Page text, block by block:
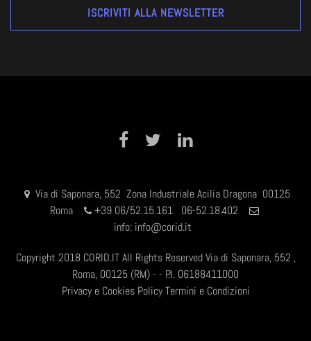
Facebook Twitter
Via di Saponara, 552 Zona Industriale Acilia Dragona 00125
Roma
+39 06/52.15.161 06-52.18.402
info: info@corid.it
Copyright 2018 CORID.IT All Rights Reserved Via di Saponara, 552 ,
Roma, 00125 (RM) - - P.I. 06188411000
Privacy e Cookies Policy Termini e Condizioni